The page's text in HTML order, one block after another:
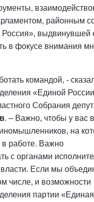
районным
выдвинувшей
в фокусе внимания
командой, -
«Единой
Собрания
. – Важно, чтобы у вас
на
работе. Важно
с органами
власти. Если мы
числе, и возможности
партии